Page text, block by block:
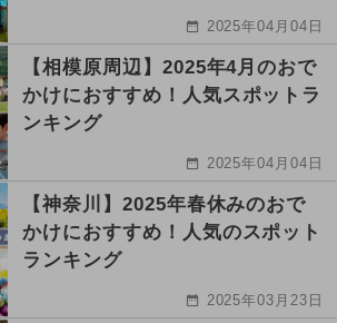
2025年04月04日
【相模原周辺】2025年4月のおで
かけにおすすめ！人気スポットラ
ンキング
2025年04月04日
【神奈川】2025年春休みのおで
かけにおすすめ！人気のスポット
ランキング
2025年03月23日